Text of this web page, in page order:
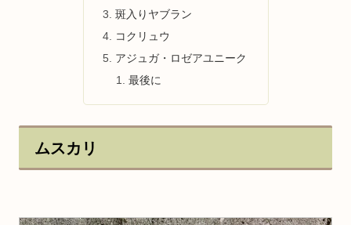
斑入りヤブラン
コクリュウ
アジュガ・ロゼアユニーク
最後に
ムスカリ